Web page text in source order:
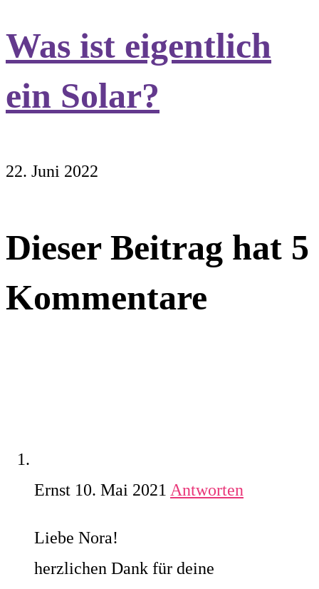
Was ist eigentlich
ein Solar?
22. Juni 2022
Dieser Beitrag hat 5
Kommentare
Ernst 10. Mai 2021 Antworten
Liebe Nora!
herzlichen Dank für deine